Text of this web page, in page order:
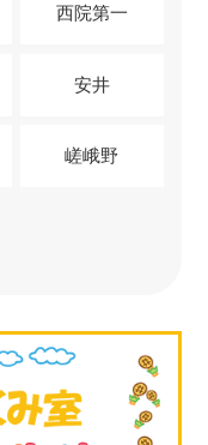
西院第一
安井
嵯峨野